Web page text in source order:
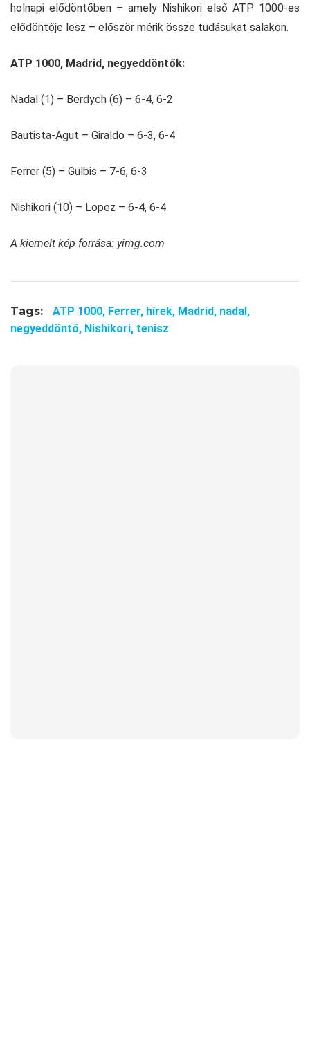
holnapi elődöntőben – amely Nishikori első ATP 1000-es
elődöntője lesz – először mérik össze tudásukat salakon.
ATP 1000, Madrid, negyeddöntők:
Nadal (1) – Berdych (6) – 6-4, 6-2
Bautista-Agut – Giraldo – 6-3, 6-4
Ferrer (5) – Gulbis – 7-6, 6-3
Nishikori (10) – Lopez – 6-4, 6-4
A kiemelt kép forrása: yimg.com
Tags: ATP 1000, Ferrer, hírek, Madrid, nadal,
negyeddöntő, Nishikori, tenisz